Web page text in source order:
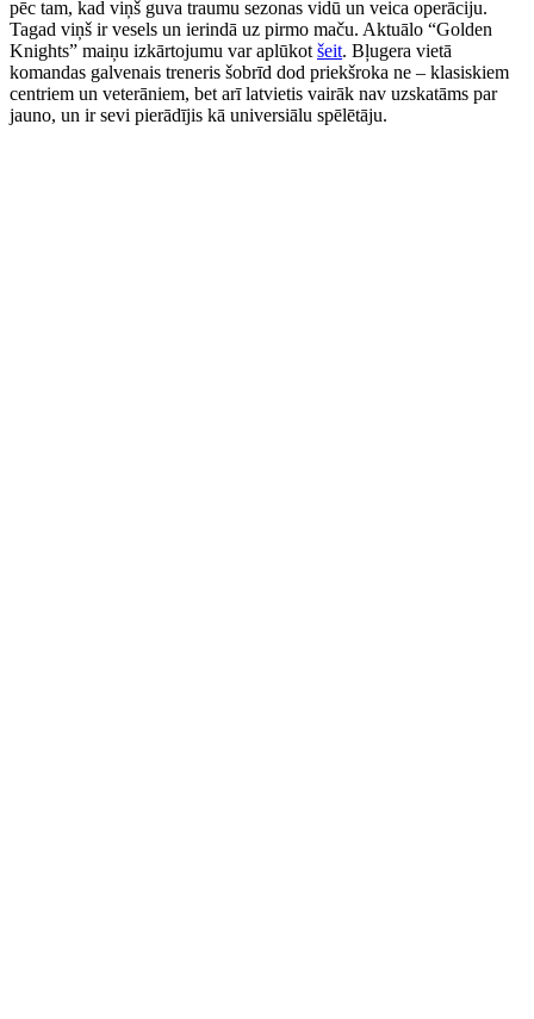
pēc tam, kad viņš guva traumu sezonas vidū un veica operāciju.
Tagad viņš ir vesels un ierindā uz pirmo maču. Aktuālo “Golden
Knights” maiņu izkārtojumu var aplūkot šeit. Bļugera vietā
komandas galvenais treneris šobrīd dod priekšroka ne – klasiskiem
centriem un veterāniem, bet arī latvietis vairāk nav uzskatāms par
jauno, un ir sevi pierādījis kā universiālu spēlētāju.